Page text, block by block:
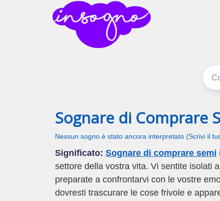
Sognare di Comprare
Nessun sogno è stato ancora interpretato (Scrivi il
Significato: Sognare di comprare semi
settore della vostra vita. Vi sentite isolati
preparate a confrontarvi con le vostre
dovresti trascurare le cose frivole e